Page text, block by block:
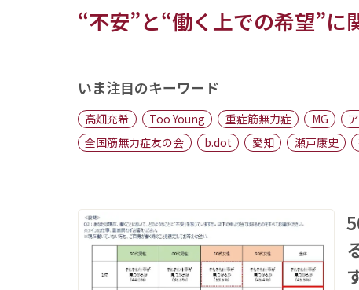
お知らせ
“不安”と“働く上での希望”に
いま注目のキーワード
高畑充希 Too Young 重症筋無力症 MG
全国筋無力症友の会
b.dot 愛知 瀬戸康史